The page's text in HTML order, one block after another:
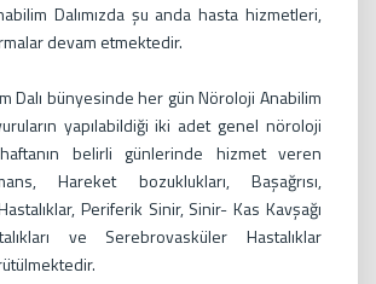
Dalımızda şu anda hasta hizmetleri,
devam etmektedir.
Dalı bünyesinde her gün Nöroloji Anabilim
yapılabildiği iki adet genel nöroloji
belirli günlerinde hizmet veren
Hareket bozuklukları, Başağrısı,
Periferik Sinir, Sinir- Kas Kavşağı
ve Serebrovasküler Hastalıklar